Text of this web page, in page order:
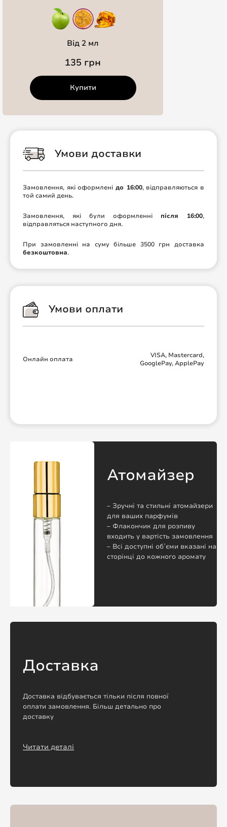
Від 2 мл
135 грн
Купити
Умови доставки
Замовлення, які оформлені до 16:00, відправляються в
той самий день.
Замовлення, які були оформленні після 16:00,
відправляться наступного дня.
При замовленні на суму більше 3500 грн доставка
безкоштовна.
Умови оплати
Онлайн оплата
VISA, Mastercard,
GooglePay, ApplePay
Атомайзер
– Зручні та стильні атомайзери
для ваших парфумів
– Флакончик для розпиву
входить у вартість замовлення
– Всі доступні обʼєми вказані на
сторінці до кожного аромату
Доставка
Доставка відбувається тільки після повної
оплати замовлення. Більш детально про
доставку
Читати деталі